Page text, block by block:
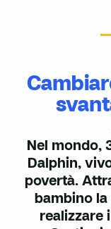
Nel mondo,
Dalphin,
povertà.
bambino
realizzare